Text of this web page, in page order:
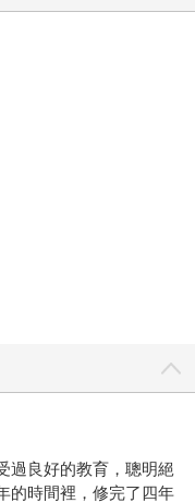
過良好的教育，聰明絕
的時間裡，修完了四年